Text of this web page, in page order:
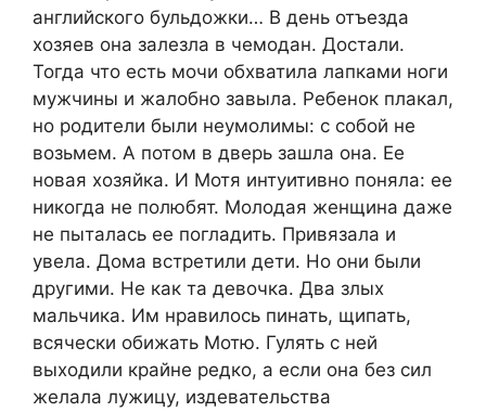
английского бульдожки… В день отъезда
хозяев она залезла в чемодан. Достали.
Тогда что есть мочи обхватила лапками ноги
мужчины и жалобно завыла. Ребенок плакал,
но родители были неумолимы: с собой не
возьмем. А потом в дверь зашла она. Ее
новая хозяйка. И Мотя интуитивно поняла: ее
никогда не полюбят. Молодая женщина даже
не пыталась ее погладить. Привязала и
увела. Дома встретили дети. Но они были
другими. Не как та девочка. Два злых
мальчика. Им нравилось пинать, щипать,
всячески обижать Мотю. Гулять с ней
выходили крайне редко, а если она без сил
желала лужицу, издевательства